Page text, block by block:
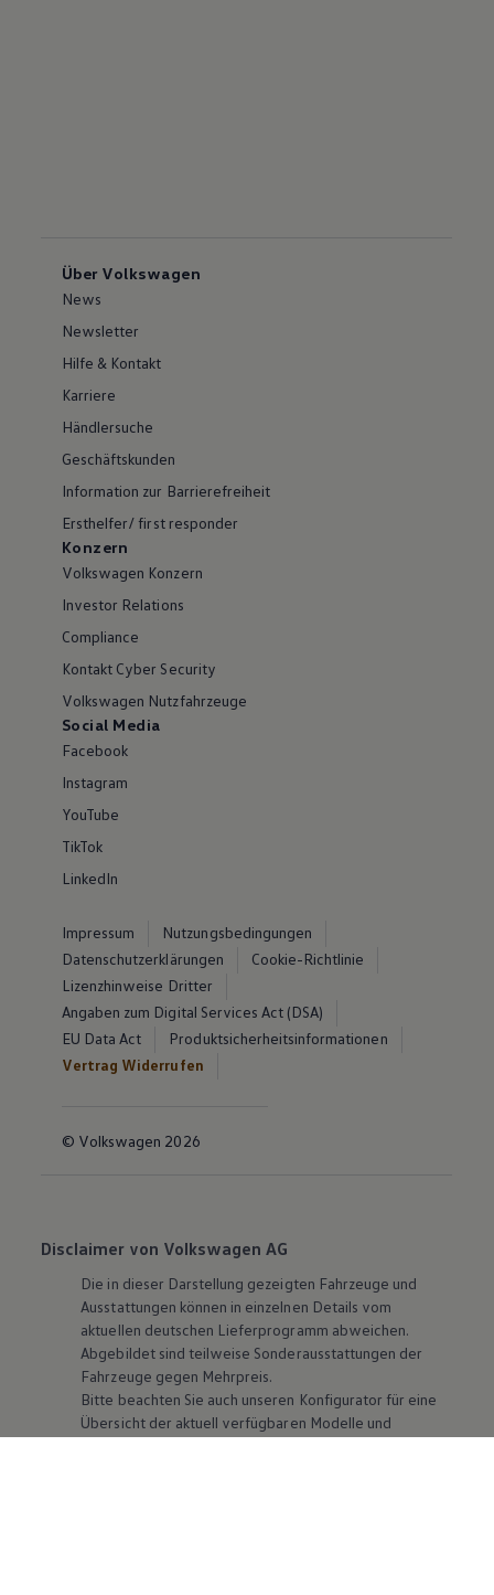
Über Volkswagen
News
Newsletter
Hilfe & Kontakt
Karriere
Händlersuche
Geschäftskunden
Information zur Barrierefreiheit
Ersthelfer/ first responder
Konzern
Volkswagen Konzern
Investor Relations
Compliance
Kontakt Cyber Security
Volkswagen Nutzfahrzeuge
Social Media
Facebook
Instagram
YouTube
TikTok
LinkedIn
Impressum
Nutzungsbedingungen
Datenschutzerklärungen
Cookie-Richtlinie
Lizenzhinweise Dritter
Angaben zum Digital Services Act (DSA)
EU Data Act
Produktsicherheitsinformationen
Vertrag Widerrufen
© Volkswagen 2026
Disclaimer von Volkswagen AG
Die in dieser Darstellung gezeigten Fahrzeuge und
Ausstattungen können in einzelnen Details vom
aktuellen deutschen Lieferprogramm abweichen.
Abgebildet sind teilweise Sonderausstattungen der
Fahrzeuge gegen Mehrpreis.
Bitte beachten Sie auch unseren Konfigurator für eine
Übersicht der aktuell verfügbaren Modelle und